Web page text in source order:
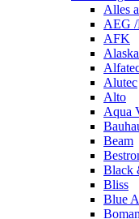
Alles
AEG
AFK
Alaska
Alutec
Alto
Aqua
Beam
Black
Bliss
Blue